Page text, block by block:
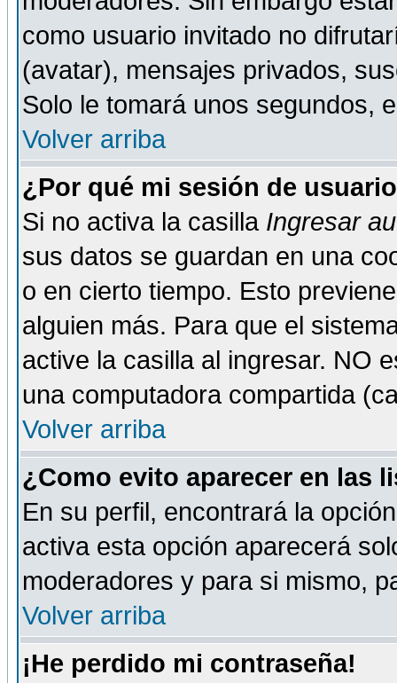
como usuario invitado no
(avatar), mensajes privados,
Solo le tomará unos segundos,
Volver arriba
¿Por qué mi sesión de
Si no activa la casilla Ingresar
sus datos se guardan en una
o en cierto tiempo. Esto
alguien más. Para que el
active la casilla al ingresar. NO
una computadora compartida
Volver arriba
¿Como evito aparecer en las
En su perfil, encontrará la
activa esta opción aparecerá
moderadores y para si mismo,
Volver arriba
¡He perdido mi contraseña!